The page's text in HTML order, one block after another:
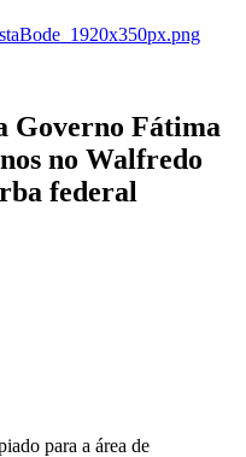
Governo Fátima
no Walfredo
federal
para a área de